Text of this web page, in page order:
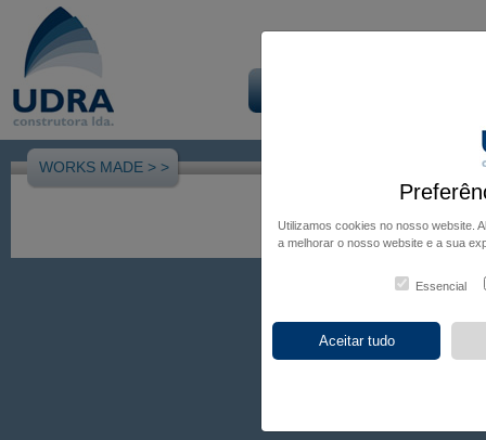
Utilizamos cookies no nosso website.
a melhorar o nosso website e a sua
Essencial
WORKS MADE > >